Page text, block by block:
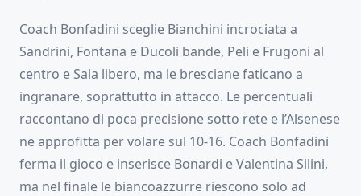
Coach Bonfadini sceglie Bianchini incrociata a
Sandrini, Fontana e Ducoli bande, Peli e Frugoni al
centro e Sala libero, ma le bresciane faticano a
ingranare, soprattutto in attacco. Le percentuali
raccontano di poca precisione sotto rete e l’Alsenese
ne approfitta per volare sul 10-16. Coach Bonfadini
ferma il gioco e inserisce Bonardi e Valentina Silini,
ma nel finale le biancoazzurre riescono solo ad